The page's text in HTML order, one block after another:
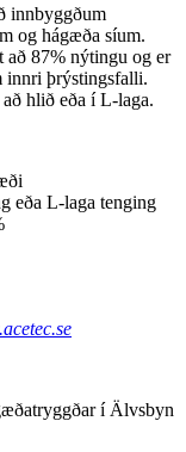
innbyggðum
og hágæða síum.
87% nýtingu og er
innri þrýstingsfalli.
hlið eða í L-laga.
eða L-laga tenging
í Älvsbyn